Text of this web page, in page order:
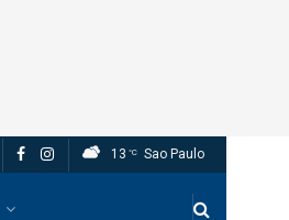
13 °C Sao Paulo